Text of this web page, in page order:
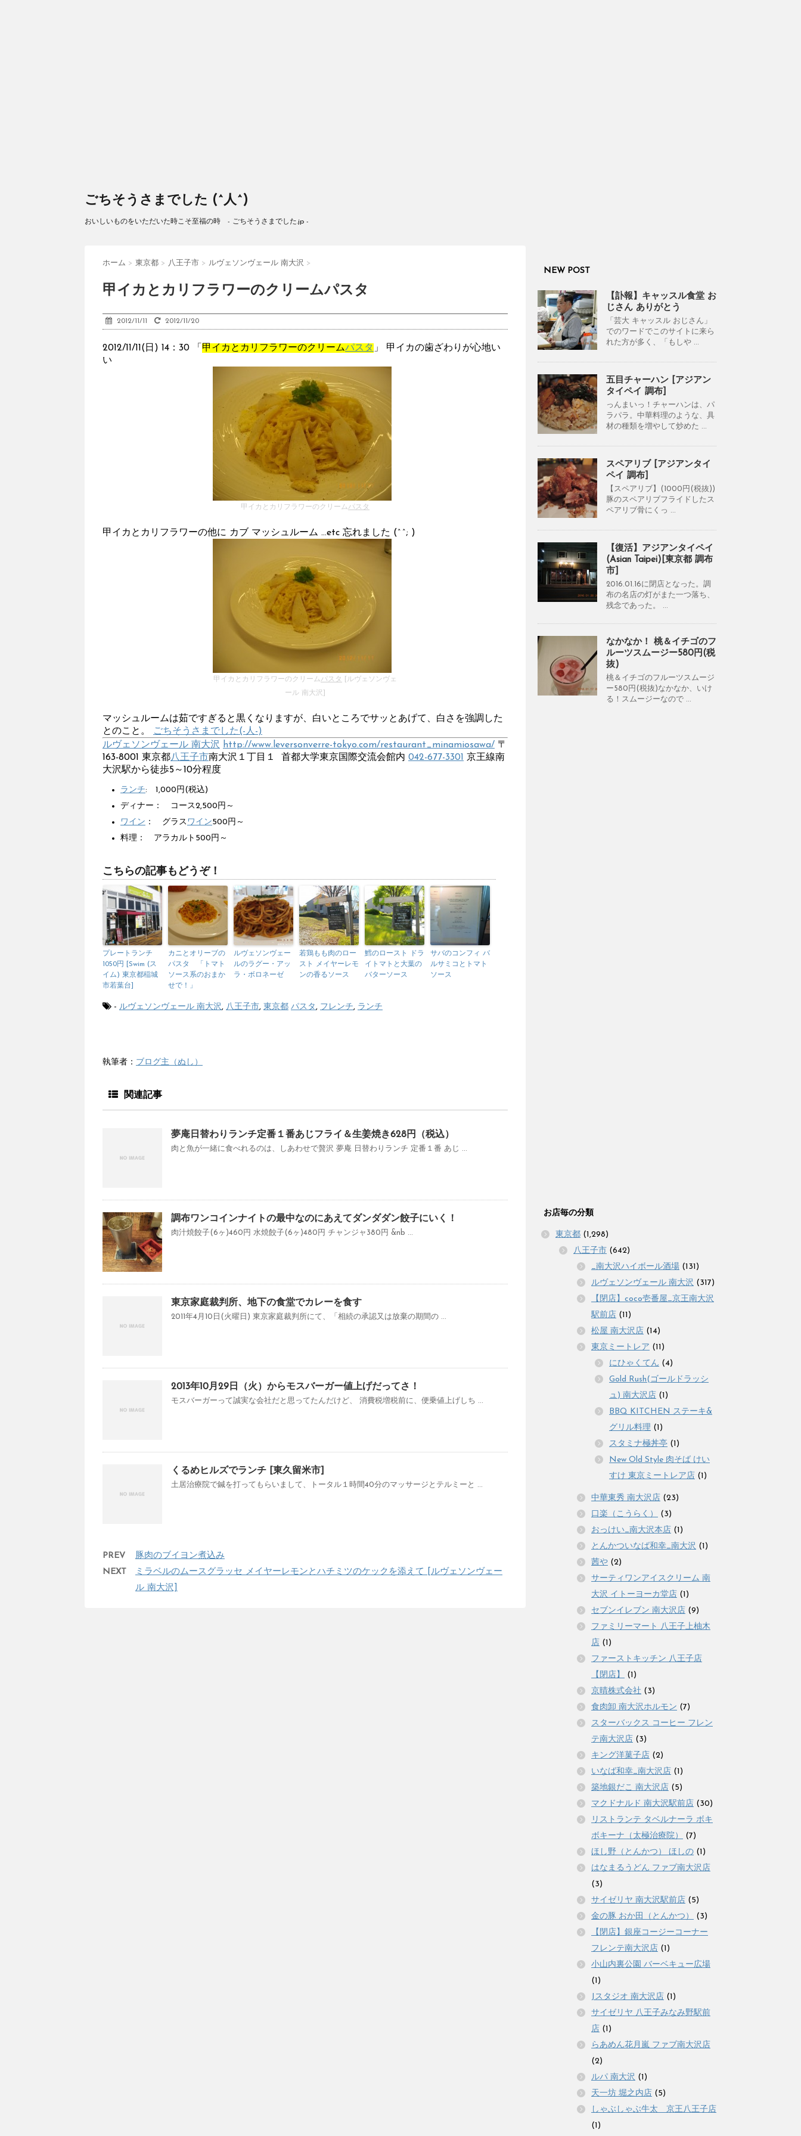
ごちそうさまでした (^人^)
おいしいものをいただいた時こそ至福の時 - ごちそうさまでした.jp -
ホーム > 東京都 > 八王子市 > ルヴェソンヴェール 南大沢 >
甲イカとカリフラワーのクリームパスタ
2012/11/11 2012/11/20
2012/11/11(日) 14：30 「 甲イカとカリフラワーのクリームパスタ 」 甲イカの歯ざわりが心地い
い
甲イカとカリフラワーのクリームパスタ
甲イカとカリフラワーの他に カブ マッシュルーム ...etc 忘れました (^^; )
甲イカとカリフラワーのクリームパスタ
[ルヴェソンヴェ
ール 南大沢]
マッシュルームは茹ですぎると黒くなりますが、白いところでサッとあげて、白さを強調した
とのこと。
ごちそうさまでした(-人-)
ルヴェソンヴェール 南大沢
http://www.leversonverre-tokyo.com/restaurant_minamiosawa/ 〒
163-8001 東京都八王子市南大沢１丁目１ 首都大学東京国際交流会館内 042-677-3301 京王線南
大沢駅から徒歩5～10分程度
ランチ: 1,000円(税込)
ディナー： コース2,500円～
ワイン ： グラス ワイン500円～
料理： アラカルト500円～
こちらの記事もどうぞ！
プレートランチ
1050円 [Swim (ス
イム) 東京都稲城
市若葉台]
カニとオリーブの
パスタ 「トマト
ソース系のおまか
せで！」
ルヴェソンヴェー
ルのラグー・アッ
ラ・ボロネーゼ
若鶏もも肉のロー
スト メイヤーレモ
ンの香るソース
鱈のロースト ドラ
イトマトと大葉の
バターソース
サバのコンフィ バ
ルサミコとトマト
ソース
- ルヴェソンヴェール 南大沢, 八王子市, 東京都 パスタ, フレンチ, ランチ
執筆者： ブログ主（ぬし）
関連記事
夢庵日替わりランチ定番１番あじフライ＆生姜焼き628円（税込）
肉と魚が一緒に食べれるのは、しあわせで贅沢 夢庵 日替わりランチ 定番１番 あじ ...
調布ワンコインナイトの最中なのにあえてダンダダン餃子にいく！
肉汁焼餃子(6ヶ)460円 水焼餃子(6ヶ)480円 チャンジャ380円 &nb ...
東京家庭裁判所、地下の食堂でカレーを食す
2011年4月10日(火曜日) 東京家庭裁判所にて、「相続の承認又は放棄の期間の ...
2013年10月29日（火）からモスバーガー値上げだってさ！
モスバーガーって誠実な会社だと思ってたんだけど、 消費税増税前に、便乗値上げしち ...
くるめヒルズでランチ [東久留米市]
土居治療院で鍼を打ってもらいまして、トータル１時間40分のマッサージとテルミーと ...
PREV
豚肉のブイヨン煮込み
NEXT
ミラベルのムースグラッセ メイヤーレモンとハチミツのケックを添えて [ルヴェソンヴェー
ル 南大沢]
NEW POST
【訃報】キャッスル食堂 お
じさん ありがとう
「芸大 キャッスル おじさん」
でのワードでこのサイトに来ら
れた方が多く、「もしや ...
五目チャーハン [アジアン
タイペイ 調布]
っんまいっ！チャーハンは、パ
ラパラ。中華料理のような、具
材の種類を増やして炒めた ...
スペアリブ [アジアンタイ
ペイ 調布]
【スペアリブ】(1000円(税抜))
豚のスペアリブフライドしたス
ペアリブ骨にくっ ...
【復活】アジアンタイペイ
(Asian Taipei)[東京都 調布
市]
2016.01.16に閉店となった。調
布の名店の灯がまた一つ落ち、
残念であった。 ...
なかなか！ 桃＆イチゴのフ
ルーツスムージー580円(税
抜)
桃＆イチゴのフルーツスムージ
ー580円(税抜)なかなか、いけ
る！スムージーなので ...
お店毎の分類
東京都 (1,298)
八王子市 (642)
_南大沢ハイボール酒場 (131)
ルヴェソンヴェール 南大沢 (317)
【閉店】coco壱番屋_京王南大沢
駅前店 (11)
松屋 南大沢店 (14)
東京ミートレア (11)
にひゃくてん (4)
Gold Rush(ゴールドラッシ
ュ) 南大沢店 (1)
BBQ KITCHEN ステーキ&
グリル料理 (1)
スタミナ極丼亭 (1)
New Old Style 肉そば けい
すけ 東京ミートレア店 (1)
中華東秀 南大沢店 (23)
口楽（こうらく）
(3)
おっけい_南大沢本店 (1)
とんかついなば和幸_南大沢 (1)
茜や (2)
サーティワンアイスクリーム 南
大沢 イトーヨーカ堂店 (1)
セブンイレブン 南大沢店 (9)
ファミリーマート 八王子上柚木
店 (1)
ファーストキッチン 八王子店
【閉店】
(1)
京晴株式会社 (3)
食肉卸 南大沢ホルモン (7)
スターバックス コーヒー フレン
テ南大沢店 (3)
キング洋菓子店 (2)
いなば和幸_南大沢店 (1)
築地銀だこ 南大沢店 (5)
マクドナルド 南大沢駅前店 (30)
リストランテ タベルナーラ ボキ
ボキーナ（太極治療院）
(7)
ほし野（とんかつ） ほしの (1)
はなまるうどん ファブ南大沢店
(3)
サイゼリヤ 南大沢駅前店 (5)
金の豚 おか田（とんかつ）
(3)
【閉店】銀座コージーコーナー
フレンテ南大沢店 (1)
小山内裏公園 バーベキュー広場
(1)
Jスタジオ 南大沢店 (1)
サイゼリヤ 八王子みなみ野駅前
店 (1)
らあめん花月嵐 ファブ南大沢店
(2)
ルパ 南大沢 (1)
天一坊 堀之内店 (5)
しゃぶしゃぶ牛太 京王八王子店
(1)